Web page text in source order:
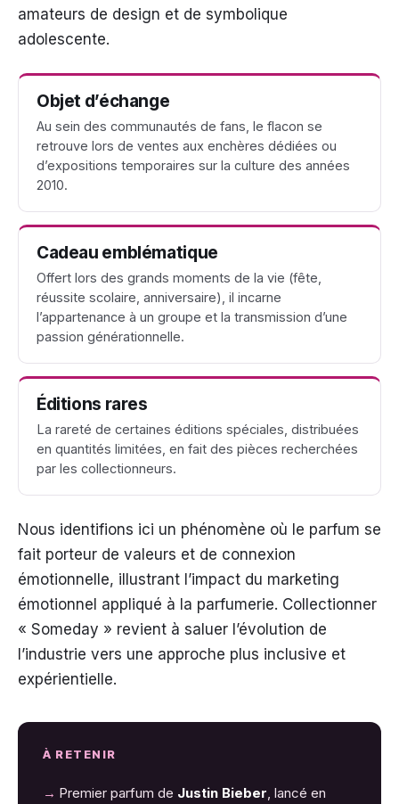
amateurs de design et de symbolique
adolescente.
Objet d’échange
Au sein des communautés de fans, le flacon se
retrouve lors de ventes aux enchères dédiées ou
d’expositions temporaires sur la culture des années
2010.
Cadeau emblématique
Offert lors des grands moments de la vie (fête,
réussite scolaire, anniversaire), il incarne
l’appartenance à un groupe et la transmission d’une
passion générationnelle.
Éditions rares
La rareté de certaines éditions spéciales, distribuées
en quantités limitées, en fait des pièces recherchées
par les collectionneurs.
Nous identifions ici un phénomène où le parfum se
fait porteur de valeurs et de connexion
émotionnelle, illustrant l’impact du marketing
émotionnel appliqué à la parfumerie. Collectionner
« Someday » revient à saluer l’évolution de
l’industrie vers une approche plus inclusive et
expérientielle.
À RETENIR
→ Premier parfum de Justin Bieber, lancé en